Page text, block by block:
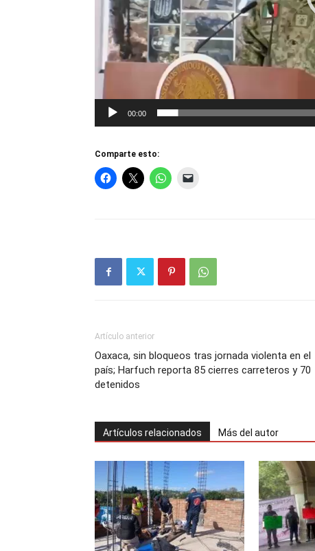
00:00
Comparte esto:
Artículo anterior
Oaxaca, sin bloqueos tras jornada violenta en el
país; Harfuch reporta 85 cierres carreteros y 70
detenidos
Artículos relacionados Más del autor